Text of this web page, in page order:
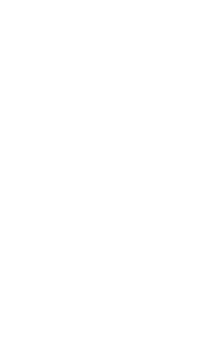
hoe smal de weg die
Daarom moeten
kennen, zoals de
voortdurend
het voltooien van
levensweg met
binnentreden om
tot de
mogen worden
slechte en luie
van God
eeuwige vuur,